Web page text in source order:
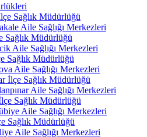
Sağlık Müdürlüğü
Aile Sağlığı Merkezleri
Sağlık Müdürlüğü
Aile Sağlığı Merkezleri
Sağlık Müdürlüğü
Aile Sağlığı Merkezleri
İlçe Sağlık Müdürlüğü
Aile Sağlığı Merkezleri
Sağlık Müdürlüğü
Aile Sağlığı Merkezleri
Sağlık Müdürlüğü
Aile Sağlığı Merkezleri